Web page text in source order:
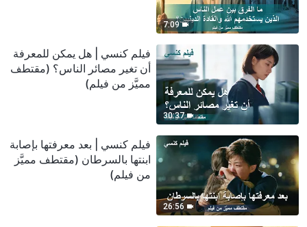
7:09
30:37
فيلم كنسي | هل يمكن للمعرفة
أن تغير مصائر الناس؟ (مقتطف
مميَّز من فيلم)
26:56
فيلم كنسي | بعد معرفتها بإصابة
ابنتها بالسرطان (مقتطف مميَّز
من فيلم)